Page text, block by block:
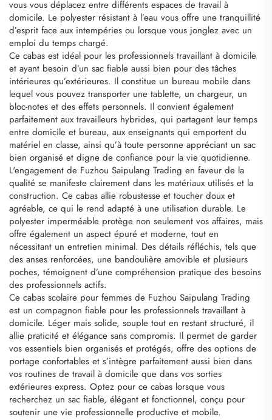
vous vous déplacez entre différents espaces de travail à
domicile. Le polyester résistant à l’eau vous offre une tranquillité
d’esprit face aux intempéries ou lorsque vous jonglez avec un
emploi du temps chargé.
Ce cabas est idéal pour les professionnels travaillant à domicile
et ayant besoin d’un sac fiable aussi bien pour des tâches
intérieures qu’extérieures. Il constitue un bureau mobile dans
lequel vous pouvez transporter une tablette, un chargeur, un
bloc-notes et des effets personnels. Il convient également
parfaitement aux travailleurs hybrides, qui partagent leur temps
entre domicile et bureau, aux enseignants qui emportent du
matériel en classe, ainsi qu’à toute personne appréciant un sac
bien organisé et digne de confiance pour la vie quotidienne.
L'engagement de Fuzhou Saipulang Trading en faveur de la
qualité se manifeste clairement dans les matériaux utilisés et la
construction. Ce cabas allie robustesse et toucher doux et
agréable, ce qui le rend adapté à une utilisation durable. Le
polyester imperméable protège non seulement vos affaires, mais
offre également un aspect épuré et moderne, tout en
nécessitant un entretien minimal. Des détails réfléchis, tels que
des anses renforcées, une bandoulière amovible et plusieurs
poches, témoignent d’une compréhension pratique des besoins
des professionnels actifs.
Ce cabas scolaire pour femmes de Fuzhou Saipulang Trading
est un compagnon fiable pour les professionnels travaillant à
domicile. Léger mais solide, souple tout en restant structuré, il
allie praticité et élégance sans compromis. Il permet de garder
vos essentiels bien organisés et protégés, offre des options de
portage confortables et s’intègre parfaitement aussi bien dans
vos routines de travail à domicile que dans vos sorties
extérieures express. Optez pour ce cabas lorsque vous
recherchez un sac fiable, élégant et fonctionnel, conçu pour
soutenir une vie professionnelle productive et mobile.